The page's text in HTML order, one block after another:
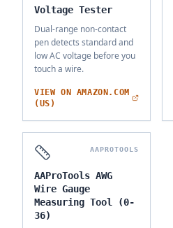
Voltage Tester
Dual-range non-contact
pen detects standard and
low AC voltage before you
touch a wire.
VIEW ON AMAZON.COM
(US)
AAPROTOOLS
AAProTools AWG
Wire Gauge
Measuring Tool (0-
36)